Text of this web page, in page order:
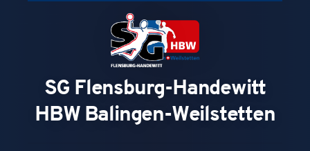
SG Flensburg-Handewitt
HBW Balingen-Weilstetten